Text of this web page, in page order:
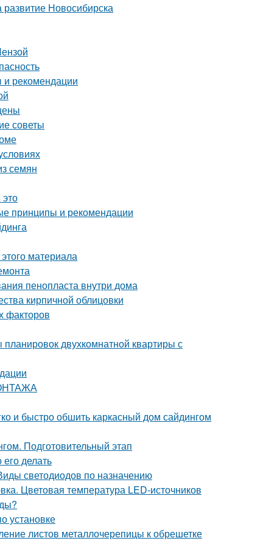
Новосибирска
и рекомендации
советы
семян
принципы и рекомендации
материала
пенопласта внутри дома
кирпичной облицовки
факторов
двухкомнатной квартиры с
и быстро обшить каркасный дом сайдингом
Подготовительный этап
делать
светодиодов по назначению
Цветовая температура LED-источников
установке
листов металлочерепицы к обрешетке